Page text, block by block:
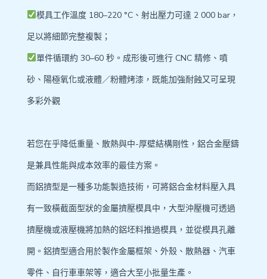
模具工作溫度 180–220 °C、射出壓力可達 2 000 bar，
足以將細節完整複製；
單件循環約 30–60 秒。成形後可進行 CNC 精修、噴
砂、陽極氧化或液體／粉體烤漆，既能加強耐蝕又可呈現
多彩外觀
若您在乎降低重量、散熱與中-厚壁結構剛性，鋁合金壓鑄
是兼具性能與成本效率的最佳方案。
而鋁擠型是一種多功能製造技術，可將鋁合金材料壓入具
有一致橫截面型狀的金屬擠壓模具中，大型沖壓機可透過
擠壓機或液壓機將加熱的鋁坯料推過模具，並從模具孔離
開。鋁擠型適合用於製作金屬框架、外殼、散熱器、汽車
零件、自行車車架等，適合大至小批量生產。